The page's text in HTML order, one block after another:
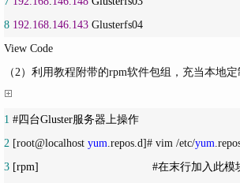
8 192.168 146.143 Glusterfs04
View Code
（2）利用教程附带的rpm软件包组，充当本地
1
2 [root@localhost yum .repos.d]# vim /etc/yum
3